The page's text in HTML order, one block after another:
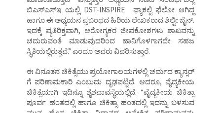
ಬಿಎಸ್ಎಸ್ಇ ಯಲ್ಲಿ DST-INSPIRE ಫ್ಯಾಕಲ್ಟಿ ಫೆಲೋ ಆಗಿದ್ದ
ಹಾಗೂ ಈ ಅಧ್ಯಯನ ಪ್ರಬಂಧದ ಹಿರಿಯ ಲೇಖಕರಾದ ಶಿಲ್ಪೀ ಜೈನ್.
ಇದಕ್ಕೆ ವ್ಯತಿರಿಕ್ತವಾಗಿ, ಆರೋಗ್ಯಕರ ಜೀವಕೋಶಗಳು ಶಾಖವನ್ನು
ಚದುರುವಂತೆ ಮಾಡುವುದರಿಂದ ಹಾನಿಗೊಳಗಾಗದೇ ಸಹಜ
ಸ್ಥಿತಿಯಲ್ಲಿರುತ್ತವೆ.” ಎಂದೂ ಅವರು ವಿವರಿಸುತ್ತಾರೆ.
ಈ ವಿನೂತನ ಚಿಕಿತ್ಸೆಯು ಪ್ರಯೋಗಾಲಯಗಳಲ್ಲಿ ಚರ್ಮದ ಕ್ಯಾನ್ಸರ್
ಗೆ ಪರಿಣಾಮಕಾರಿ ಎಂಬುದು ದೃಢಪಟ್ಟಿದೆ. ಆದರೂ, ವೈದ್ಯಕೀಯ
ಚಿಕಿತ್ಸೆಯಾಗಿ ಇದಿನ್ನೂ ಶೈಶವಾವಸ್ಥೆಯಲ್ಲಿದೆ. “ವೈದ್ಯಕೀಯ ಚಿಕಿತ್ಸಾ
ಪೂರ್ವ ಹಂತದಲ್ಲಿ ಹಾಗೂ ಚಿಕಿತ್ಸಾ ಹಂತದಲ್ಲಿ ಇದನ್ನು ಬಳಸುವ